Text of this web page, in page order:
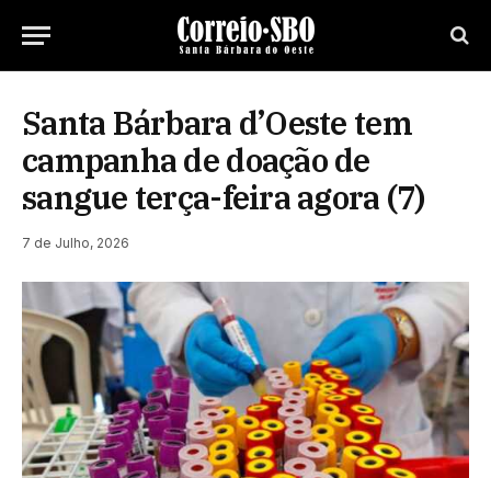
Santa Bárbara d’Oeste tem
campanha de doação de
sangue terça-feira agora (7)
7 de Julho, 2026